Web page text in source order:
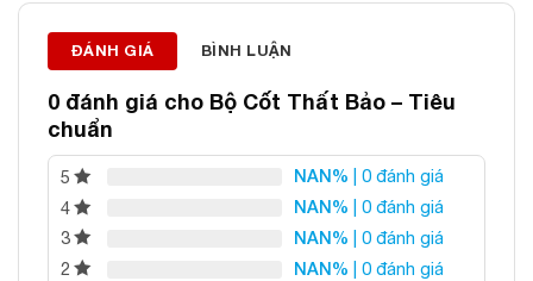
Địa chỉ: 60/69 Bùi Huy Bích, Hoàng Mai, Hà Nội
Điện thoại: 0982 627 166
Email:
daphongthuyanphat@gmail.com
ĐÁNH GIÁ BÌNH LUẬN
0 đánh giá cho Bộ Cốt Thất Bảo – Tiêu
chuẩn
5 NAN% | 0 đánh giá
4
NAN% | 0 đánh giá
3
NAN% | 0 đánh giá
2
NAN% | 0 đánh giá